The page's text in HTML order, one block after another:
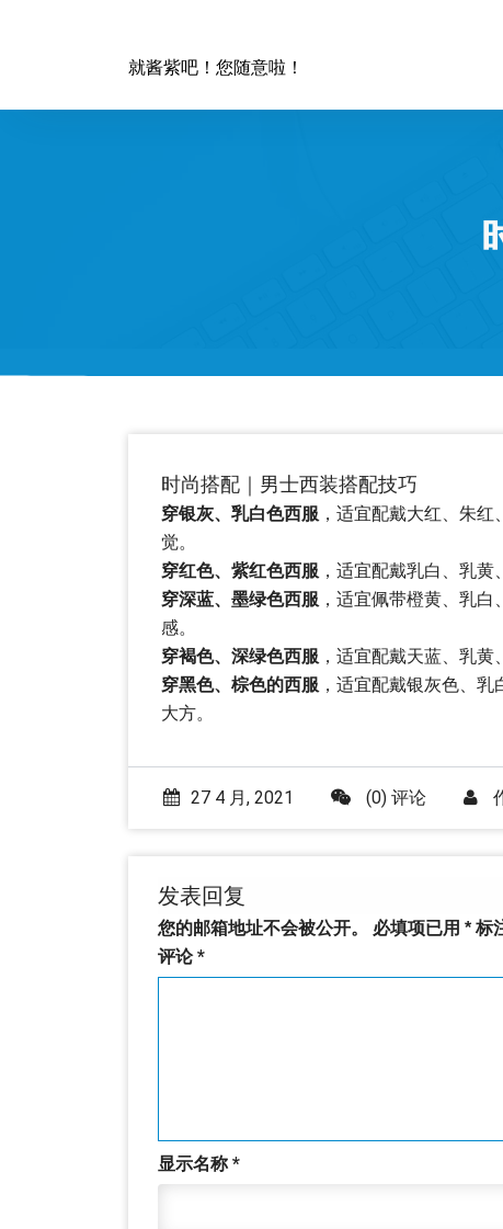
就酱紫吧！您随意啦！
时尚搭配｜男士西装搭配技巧
穿银灰、乳白色西服 ，适宜配戴大红、朱
觉。
穿红色、紫红色西服 ，适宜配戴乳白、乳
穿深蓝、墨绿色西服 ，适宜佩带橙黄、乳
感。
穿褐色、深绿色西服 ，适宜配戴天蓝、乳
穿黑色、棕色的西服 ，适宜配戴银灰色、
大方。
27 4 月, 2021 (0) 评论
发表回复
您的邮箱地址不会被公开。 必填项已用 * 标
评论*
显示名称*